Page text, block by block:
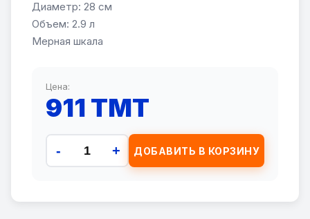
Диаметр: 28 см
Объем: 2.9 л
Мерная шкала
Цена:
911 TMT
- + ДОБАВИТЬ В КОРЗИНУ